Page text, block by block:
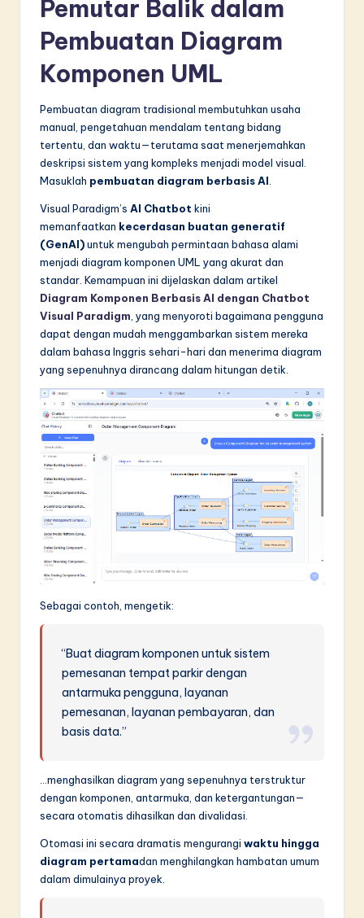
Pemutar Balik dalam
Pembuatan Diagram
Komponen UML
Pembuatan diagram tradisional membutuhkan usaha
manual, pengetahuan mendalam tentang bidang
tertentu, dan waktu—terutama saat menerjemahkan
deskripsi sistem yang kompleks menjadi model visual.
Masuklah pembuatan diagram berbasis AI
Visual Paradigm’s AI Chatbot kini
memanfaatkan kecerdasan buatan generatif
(GenAI)untuk mengubah permintaan bahasa alami
menjadi diagram komponen UML yang akurat dan
standar. Kemampuan ini dijelaskan dalam artikel
Diagram Komponen Berbasis AI dengan Chatbot
Visual Paradigm , yang menyoroti bagaimana pengguna
dapat dengan mudah menggambarkan sistem mereka
dalam bahasa Inggris sehari-hari dan menerima diagram
yang sepenuhnya dirancang dalam hitungan detik.
Sebagai contoh, mengetik:
“Buat diagram komponen untuk sistem
pemesanan tempat parkir dengan
antarmuka pengguna, layanan
pemesanan, layanan pembayaran, dan
basis data.”
…menghasilkan diagram yang sepenuhnya terstruktur
dengan komponen, antarmuka, dan ketergantungan—
secara otomatis dihasilkan dan divalidasi.
Otomasi ini secara dramatis mengurangi waktu hingga
diagram pertamadan menghilangkan hambatan umum
dalam dimulainya proyek.